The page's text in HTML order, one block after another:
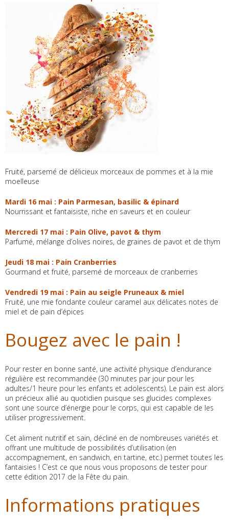
Fruité, parsemé de délicieux morceaux de pommes et à la mie
moelleuse
Mardi 16 mai : Pain Parmesan, basilic & épinard
Nourrissant et fantaisiste, riche en saveurs et en couleur
Mercredi 17 mai : Pain Olive, pavot & thym
Parfumé, mélange d’olives noires, de graines de pavot et de thym
Jeudi 18 mai : Pain Cranberries
Gourmand et fruité, parsemé de morceaux de cranberries
Vendredi 19 mai : Pain au seigle Pruneaux & miel
Fruité, une mie fondante couleur caramel aux délicates notes de
miel et de pain d’épices
Bougez avec le pain !
Pour rester en bonne santé, une activité physique d’endurance
régulière est recommandée (30 minutes par jour pour les
adultes/1 heure pour les enfants et adolescents). Le pain est alors
un précieux allié au quotidien puisque ses glucides complexes
sont une source d’énergie pour le corps, qui est capable de les
utiliser progressivement.
Cet aliment nutritif et sain, décliné en de nombreuses variétés et
offrant une multitude de possibilités d’utilisation (en
accompagnement, en sandwich, en tartine, etc.) permet toutes les
fantaisies ! C’est ce que nous vous proposons de tester pour
cette édition 2017 de la Fête du pain.
Informations pratiques